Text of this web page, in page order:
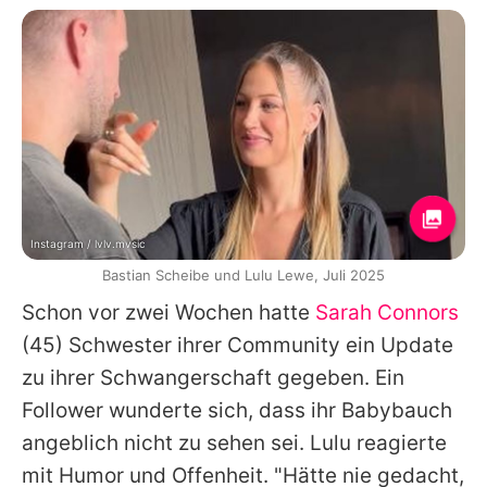
Schon vor zwei Wochen hatte Sarah Connors
(45) Schwester ihrer Community ein Update
zu ihrer Schwangerschaft gegeben. Ein
Follower wunderte sich, dass ihr Babybauch
angeblich nicht zu sehen sei. Lulu reagierte
mit Humor und Offenheit. "Hätte nie gedacht,
Instagram / lvlv.mvsic
Bastian Scheibe und Lulu Lewe, Juli 2025